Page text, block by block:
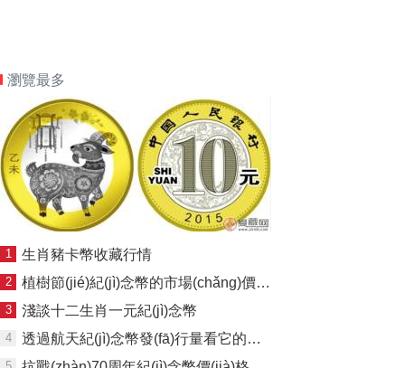
瀏覽最多
1 生肖豬卡幣收藏行情
2 植樹節(jié)紀(jì)念幣的市場(chǎng)價(jià)格
3 淺談十二生肖一元紀(jì)念幣
4 透過航天紀(jì)念幣發(fā)行量看它的發(fā)展前景